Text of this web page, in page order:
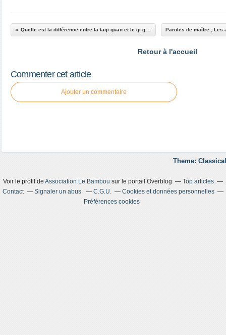
Retour à l'accueil
Commenter cet article
Ajouter un commentaire
Theme:
Voir le profil de Association Le Bambou sur le portail Overblog
Top articles
Contact
Signaler un abus C.G.U.
Cookies et données personnelles
Préférences cookies